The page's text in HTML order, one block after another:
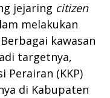
jejaring citizen
melakukan
kawasan
targetnya,
Perairan (KKP)
di Kabupaten